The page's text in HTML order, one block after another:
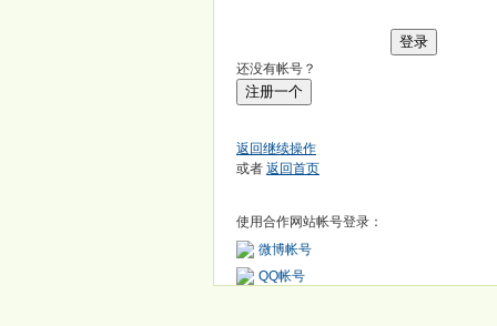
登录
还没有帐号？
注册一个
返回继续操作
或者 返回首页
使用合作网站帐号登录：
微博帐号
QQ帐号